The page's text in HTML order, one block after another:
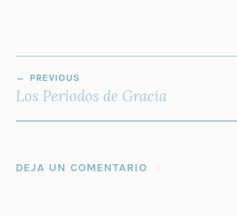
DE
PREVIOUS
Los Periodos de Gracia
DEJA UN COMENTARIO